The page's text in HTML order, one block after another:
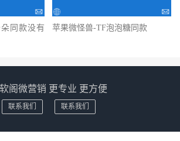
同款没有
苹果微怪兽-TF泡泡糖同款
阁微营销 更专业 更方便
联系我们 联系我们